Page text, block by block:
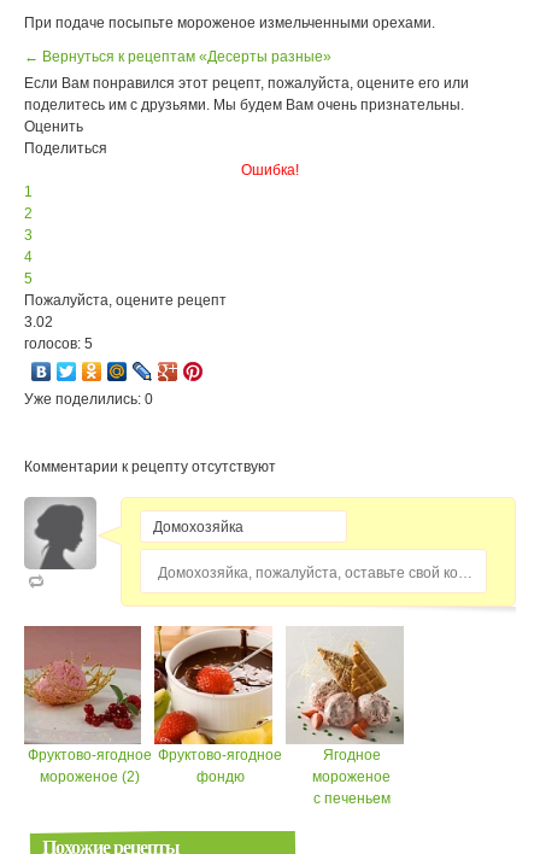
При подаче посыпьте мороженое измельченными орехами.
← Вернуться к рецептам «Десерты разные»
Если Вам понравился этот рецепт, пожалуйста, оцените его или
поделитесь им с друзьями. Мы будем Вам очень признательны.
Оценить
Поделиться
Ошибка!
1
2
3
4
5
Пожалуйста, оцените рецепт
3.02
голосов: 5
Уже поделились: 0
Комментарии к рецепту отсутствуют
Домохозяйка, пожалуйста, оставьте свой комментарий...
Фруктово-ягодное
мороженое (2)
Фруктово-ягодное
фондю
Ягодное
мороженое
с печеньем
Похожие рецепты